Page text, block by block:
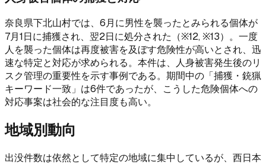
奈良県下北山村では、6月に男性を襲ったとみられる個体が
7月1日に捕獲され、翌2日に処分された（※12, ※13）。一度
人を襲った個体は再度被害を及ぼす危険性が高いとされ、迅
速な特定と対応が求められる。本件は、人身被害発生後のリ
スク管理の重要性を示す事例である。期間中の「捕獲・銃猟
キーワード一致」は6件であったが、こうした危険個体への
対応事案は社会的な注目度も高い。
地域別動向
出没件数は依然として特定の地域に集中しているが、西日本